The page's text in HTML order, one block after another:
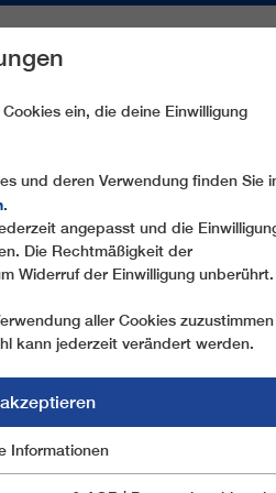
ein, die deine Einwilligung
und deren Verwendung finden Sie
.
angepasst und die
Die Rechtmäßigkeit der
Widerruf der Einwilligung unberührt.
aller Cookies zuzustimmen
kann jederzeit verändert werden.
Informationen